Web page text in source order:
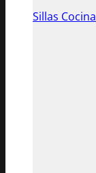
Sillas Cocina